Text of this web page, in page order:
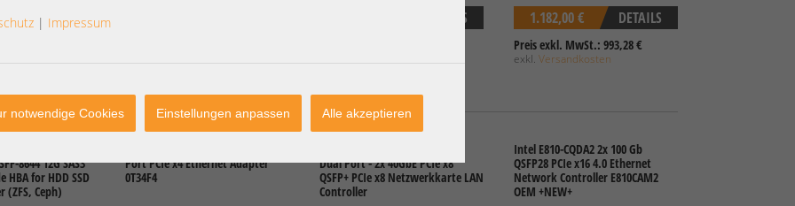
| Impressum
notwendige Cookies Einstellungen anpassen Alle akzeptieren
DETAILS
55,46 €
DETAILS DETAILS
1.182,00 €
Preis exkl. MwSt.: 993,28 €
exkl. Versandkosten
16e 9400-
8644 12G SAS3
HBA for HDD SSD
(ZFS, Ceph)
Port PCIe x4 Ethernet Adapter
0T34F4
Dual Port - 2x 40GbE PCIe x8
QSFP+ PCIe x8 Netzwerkkarte LAN
Controller
Intel E810-CQDA2 2x 100 Gb
QSFP28 PCIe x16 4.0 Ethernet
Network Controller E810CAM2
OEM +NEW+